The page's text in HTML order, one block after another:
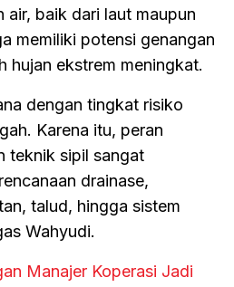
air, baik dari laut maupun
memiliki potensi genangan
hujan ekstrem meningkat.
dengan tingkat risiko
Karena itu, peran
teknik sipil sangat
drainase,
talud, hingga sistem
Wahyudi.
Manajer Koperasi Jadi